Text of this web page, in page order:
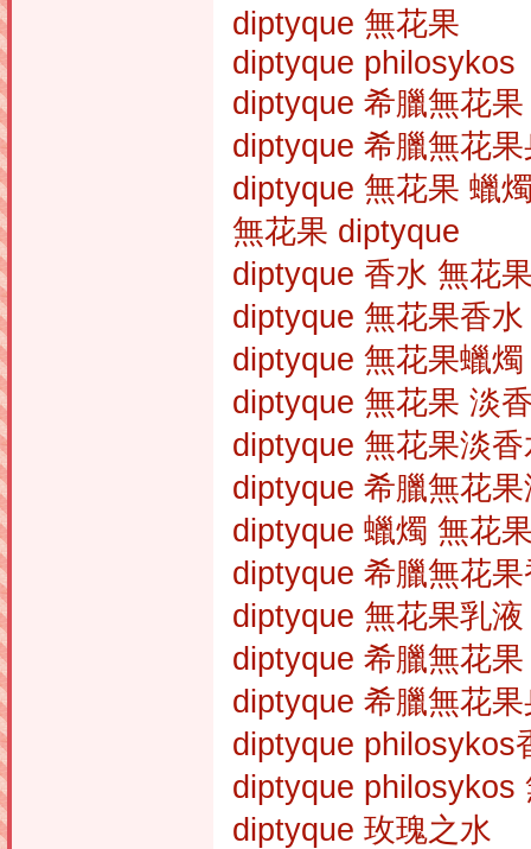
diptyque 無花果
diptyque philosykos
diptyque 希臘無花果
diptyque 希臘無花
diptyque 無花果 蠟
無花果 diptyque
diptyque 香水 無花
diptyque 無花果香水
diptyque 無花果蠟燭
diptyque 無花果 淡
diptyque 無花果淡香
diptyque 希臘無花
diptyque 蠟燭 無花
diptyque 希臘無花
diptyque 無花果乳液
diptyque 希臘無花
diptyque 希臘無花
diptyque philosykos
diptyque philosykos
diptyque 玫瑰之水